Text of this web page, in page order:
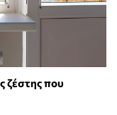
ζέστης που